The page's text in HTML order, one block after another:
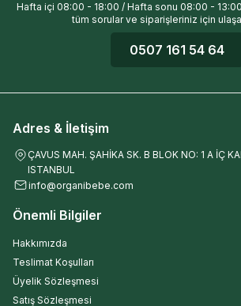
Hafta içi 08:00 - 18:00 / Hafta sonu 08:00 -
tüm sorular ve siparişleriniz için
0507 161 54 64
Adres & İletişim
ÇAVUS MAH. ŞAHİKA SK. B BLOK NO: 1 A İÇ
ISTANBUL
info@organibebe.com
Önemli Bilgiler
Hakkımızda
Teslimat Koşulları
Üyelik Sözleşmesi
Satış Sözleşmesi